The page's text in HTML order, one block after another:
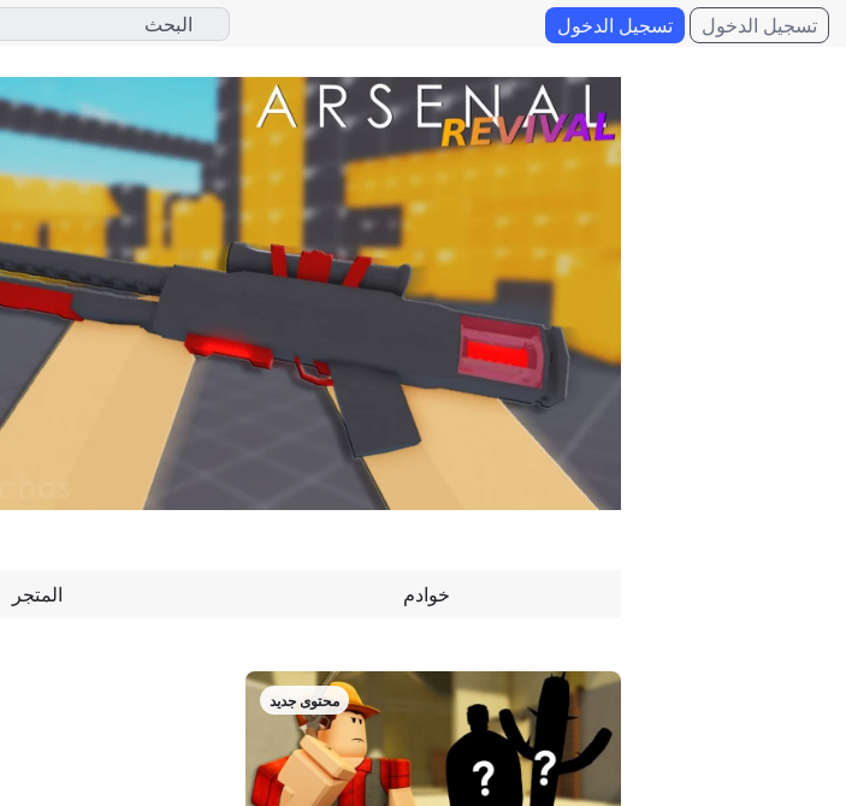
تسجيل الدخول تسجيل الدخول
المتجر خوادم
محتوى جديد